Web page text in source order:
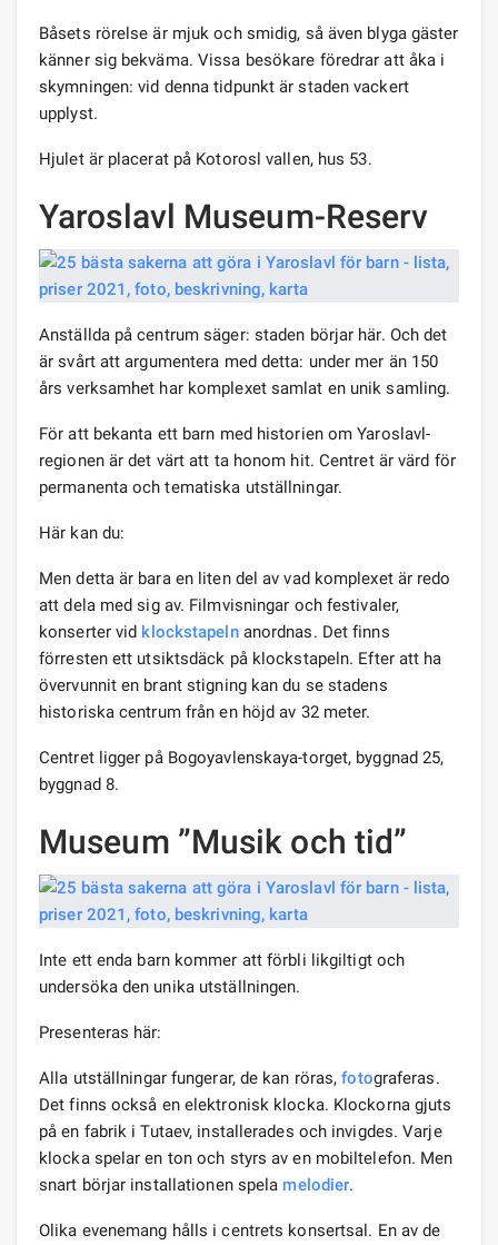
Båsets rörelse är mjuk och smidig, så även blyga gäster
känner sig bekväma. Vissa besökare föredrar att åka i
skymningen: vid denna tidpunkt är staden vackert
upplyst.
Hjulet är placerat på Kotorosl vallen, hus 53.
Yaroslavl Museum-Reserv
Anställda på centrum säger: staden börjar här. Och det
är svårt att argumentera med detta: under mer än 150
års verksamhet har komplexet samlat en unik samling.
För att bekanta ett barn med historien om Yaroslavl-
regionen är det värt att ta honom hit. Centret är värd för
permanenta och tematiska utställningar.
Här kan du:
Men detta är bara en liten del av vad komplexet är redo
att dela med sig av. Filmvisningar och festivaler,
konserter vid klockstapelnanordnas. Det finns
förresten ett utsiktsdäck på klockstapeln. Efter att ha
övervunnit en brant stigning kan du se stadens
historiska centrum från en höjd av 32 meter.
Centret ligger på Bogoyavlenskaya-torget, byggnad 25,
byggnad 8.
Museum ”Musik och tid”
Inte ett enda barn kommer att förbli likgiltigt och
undersöka den unika utställningen.
Presenteras här:
Alla utställningar fungerar, de kan röras,fotograferas.
Det finns också en elektronisk klocka. Klockorna gjuts
på en fabrik i Tutaev, installerades och invigdes. Varje
klocka spelar en ton och styrs av en mobiltelefon. Men
snart börjar installationen spela melodier.
Olika evenemang hålls i centrets konsertsal. En av de